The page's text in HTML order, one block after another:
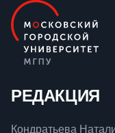
РЕДАКЦИЯ
Кондратьева